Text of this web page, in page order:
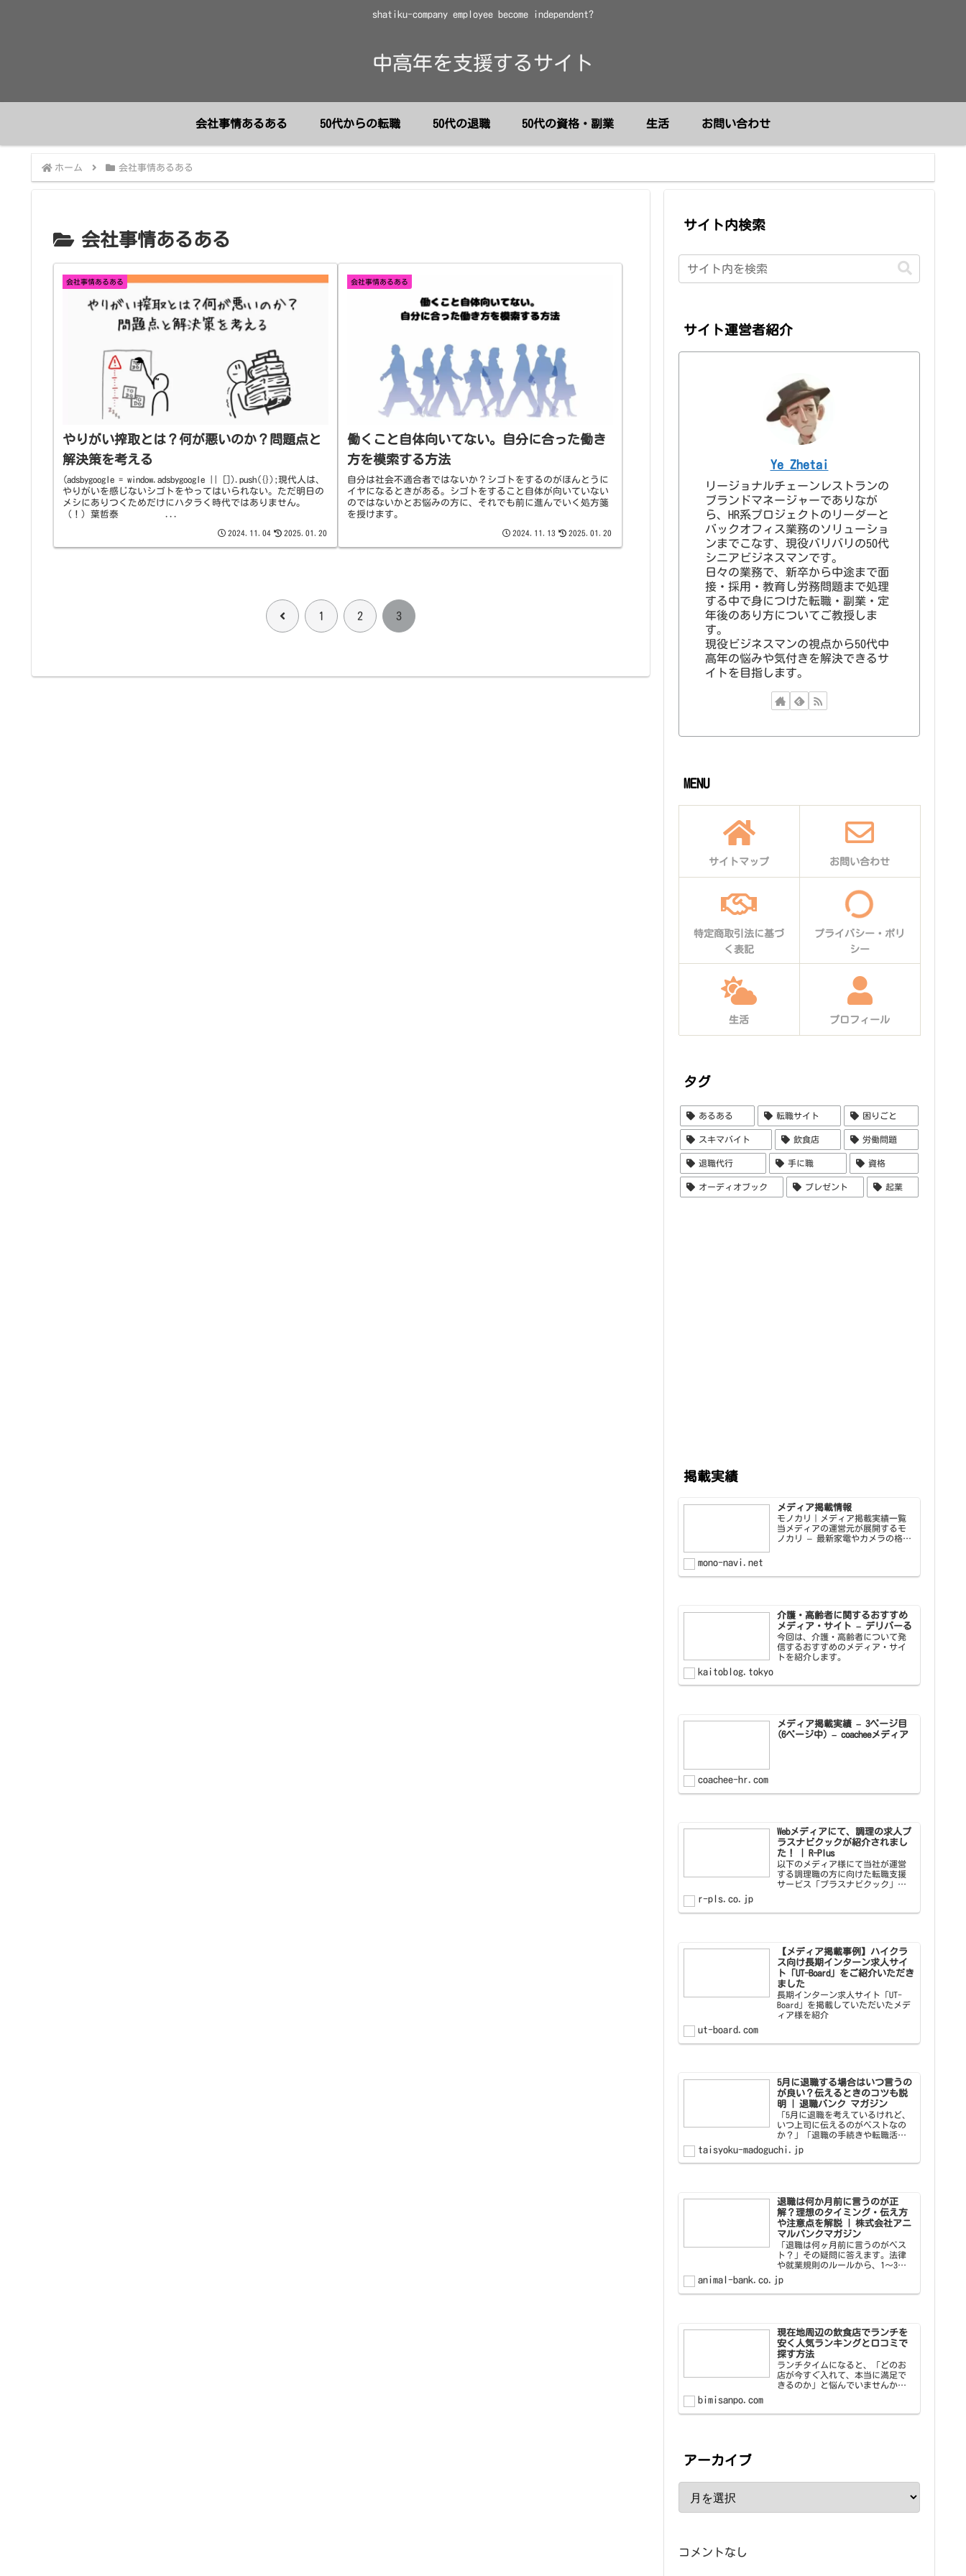
shatiku-company employee become independent?
中高年を支援するサイト
会社事情あるある 50代からの転職 50代の退職 50代の資格・副業 生活 お問い合わせ
ホーム 会社事情あるある
会社事情あるある
会社事情あるある
やりがい搾取とは？何が悪いのか？問題点と
解決策を考える
(adsbygoogle = window.adsbygoogle || []).push({});現代人は、
やりがいを感じないシゴトをやってはいられない。ただ明日の
メシにありつくためだけにハタラく時代ではありません。
（！）葉哲泰 ...
2024.11.04 2025.01.20
会社事情あるある
働くこと自体向いてない。自分に合った働き
方を模索する方法
自分は社会不適合者ではないか？シゴトをするのがほんとうに
イヤになるときがある。シゴトをすること自体が向いていない
のではないかとお悩みの方に、それでも前に進んでいく処方箋
を授けます。
2024.11.13 2025.01.20
前 1 2 3
サイト内検索
サイト運営者紹介
Ye Zhetai
リージョナルチェーンレストランの
ブランドマネージャーでありなが
ら、HR系プロジェクトのリーダーと
バックオフィス業務のソリューショ
ンまでこなす、現役バリバリの50代
シニアビジネスマンです。
日々の業務で、新卒から中途まで面
接・採用・教育し労務問題まで処理
する中で身につけた転職・副業・定
年後のあり方についてご教授しま
す。
現役ビジネスマンの視点から50代中
高年の悩みや気付きを解決できるサ
イトを目指します。
MENU
サイトマップ お問い合わせ
特定商取引法に基づ
く表記
プライバシー・ポリ
シー
生活 プロフィール
タグ
あるある 転職サイト 困りごと
スキマバイト 飲食店 労働問題
退職代行 手に職 資格
オーディオブック プレゼント 起業
掲載実績
メディア掲載情報
モノカリ｜メディア掲載実績一覧
当メディアの運営元が展開するモ
ノカリ – 最新家電やカメラの格安
るので是非チェックし
mono-navi.net
介護・高齢者に関するおすすめ
メディア・サイト – デリバーる
今回は、介護・高齢者について発
信するおすすめのメディア・サイ
トを紹介します。
kaitoblog.tokyo
メディア掲載実績 – 3ページ目
(6ページ中) – coacheeメディア
coachee-hr.com
Webメディアにて、調理の求人プ
ラスナビクックが紹介されまし
た！ | R-Plus
以下のメディア様にて当社が運営
する調理職の方に向けた転職支援
サービス「プラスナビクック」の
ください。
r-pls.co.jp
【メディア掲載事例】ハイクラ
ス向け長期インターン求人サイ
ト「UT-Board」をご紹介いただき
ました
長期インターン求人サイト「UT-
Board」を掲載していただいたメデ
ィア様を紹介
ut-board.com
5月に退職する場合はいつ言うの
が良い？伝えるときのコツも説
明 | 退職バンク マガジン
「5月に退職を考えているけれど、
いつ上司に伝えるのがベストなの
か？」「退職の手続きや転職活動
をスムーズに進める方法を知りた
い！」 このような悩みを抱えてい
る方は少なくありません。結論、5
taisyoku-madoguchi.jp
退職は何か月前に言うのが正
解？理想のタイミング・伝え方
や注意点を解説 | 株式会社アニ
マルバンクマガジン
「退職は何ヶ月前に言うのがベス
ト？」その疑問に答えます。法律
や就業規則のルールから、1〜3ヶ
を実現する5ステップまで網羅的に
解説。退職準備を進めたい方は、
animal-bank.co.jp
現在地周辺の飲食店でランチを
安く人気ランキングと口コミで
探す方法
ランチタイムになると、「どのお
店が今すぐ入れて、本当に満足で
きるのか」と悩んでいませんか？
タによれば、現在地から【800m以
bimisanpo.com
アーカイブ
コメントなし